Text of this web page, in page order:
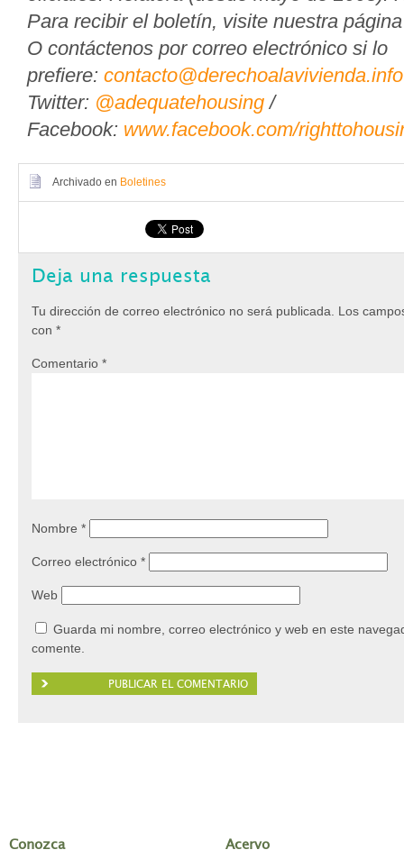
Para recibir el boletín, visite nuestra
O contáctenos por correo electrónico si lo
prefiere: contacto@derechoalavivienda.info
Twitter: @adequatehousing /
Facebook: www.facebook.com/
Archivado en Boletines
Deja una respuesta
Tu dirección de correo electrónico no será publicada.
Los
con *
Comentario *
Nombre *
Correo electrónico *
Web
Guarda mi nombre, correo electrónico y web en este
comente.
Conozca Acervo